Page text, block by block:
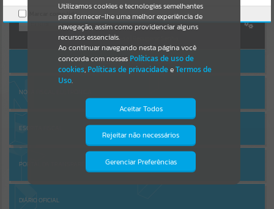
Por favor, aguarde...
SERVIÇOS
Por favor, aguarde...
PÁGINAS
Cadastre-se
ACESSAR SEM LOGIN
NOTA FISCAL ELETRÔNICA
ESCRITA FISCAL
PORTAL DA TRANSPARÊNCIA
DIÁRIO OFICIAL
Utilizamos cookies e tecnologias semelhantes
para fornecer-lhe uma melhor experiência de
navegação, assim como providenciar alguns
recursos essenciais.
Ao continuar navegando nesta página você
concorda com nossas Políticas de uso de
cookies, Políticas de privacidadeeTermos de
Uso.
Aceitar Todos
Rejeitar não necessários
Gerenciar Preferências
Isto significa que diversos recursos
providenciados poderão não estar
Marcar como lido.